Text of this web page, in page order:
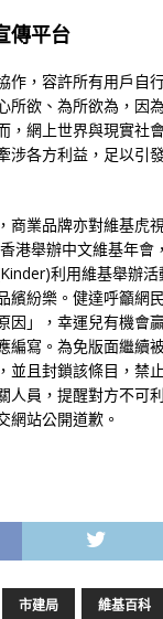
傳平台
作，容許所有用戶自
所欲、為所欲為，因
，網上世界與現實社
涉各方利益，足以引
商業品牌亦對維基虎
港舉辦中文維基年會
利用維基舉辦
繽紛樂。健達呼籲網
因」，幸運兒有機會
編寫。為免版面繼續
並且封鎖該條目，禁
人員，提醒對方不可
網站公開道歉。
市建局 維基百科